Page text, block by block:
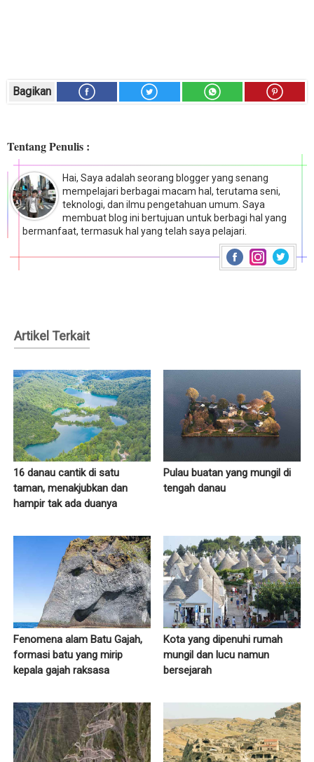
Bagikan
Tentang Penulis :
Hai, Saya adalah seorang blogger yang senang
mempelajari berbagai macam hal, terutama seni,
teknologi, dan ilmu pengetahuan umum. Saya
membuat blog ini bertujuan untuk berbagi hal yang
bermanfaat, termasuk hal yang telah saya pelajari.
Artikel Terkait
16 danau cantik di satu
taman, menakjubkan dan
hampir tak ada duanya
Pulau buatan yang mungil di
tengah danau
Fenomena alam Batu Gajah,
formasi batu yang mirip
kepala gajah raksasa
Kota yang dipenuhi rumah
mungil dan lucu namun
bersejarah